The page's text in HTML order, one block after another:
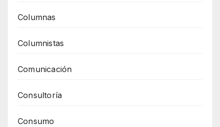
Columnas
Columnistas
Comunicación
Consultoría
Consumo